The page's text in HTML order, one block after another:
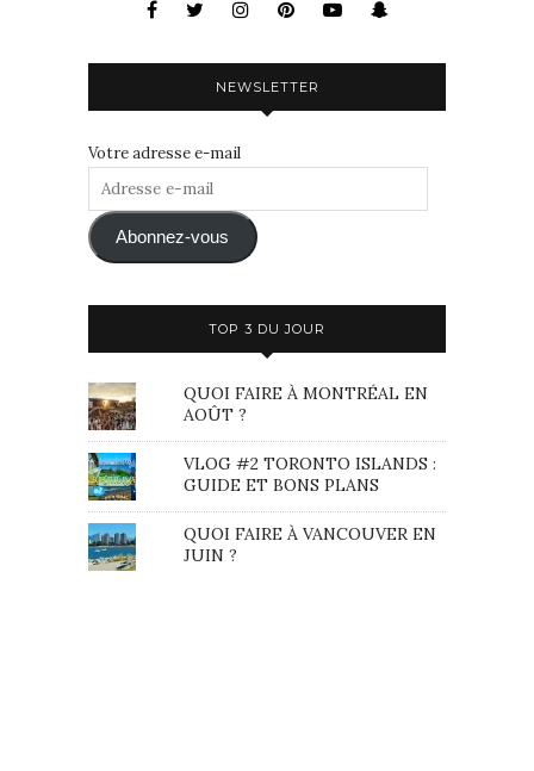
NEWSLETTER
Votre adresse e-mail
Adresse
mail Abonnez-vous
TOP 3 DU JOUR
QUOI FAIRE À MONTRÉAL EN
AOÛT ?
VLOG #2 TORONTO ISLANDS :
GUIDE ET BONS PLANS
QUOI FAIRE À VANCOUVER EN
JUIN ?